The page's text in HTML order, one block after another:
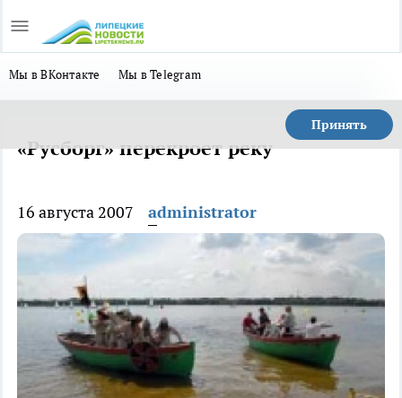
Мы в ВКонтакте Мы в Telegram
Принять
«Русборг» перекроет реку
16 августа 2007 administrator